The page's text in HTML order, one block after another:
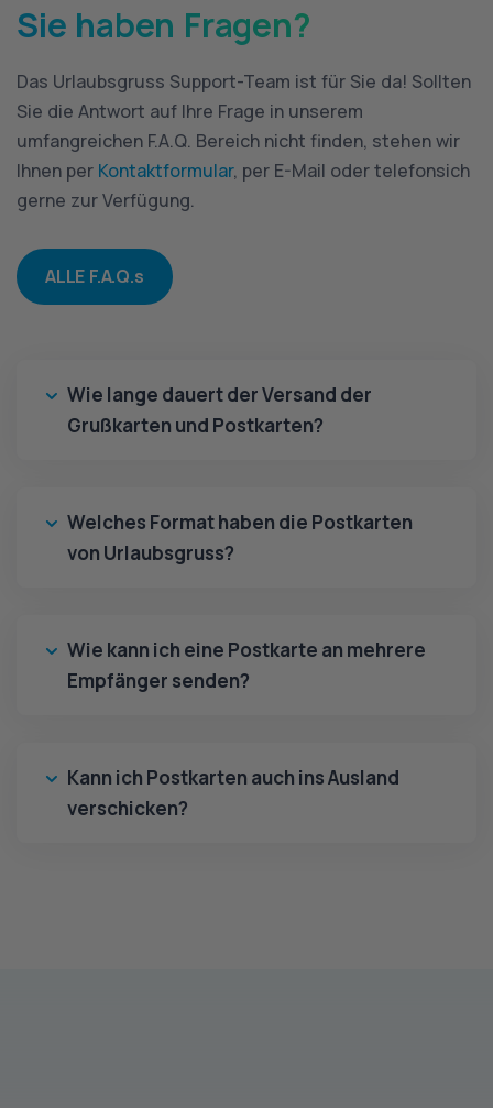
Sie haben Fragen?
Das Urlaubsgruss Support-Team ist für Sie da! Sollten
Sie die Antwort auf Ihre Frage in unserem
umfangreichen F.A.Q. Bereich nicht finden, stehen wir
Ihnen per Kontaktformular, per E-Mail oder telefonsich
gerne zur Verfügung.
ALLE F.A.Q.s
Wie lange dauert der Versand der
Grußkarten und Postkarten?
Welches Format haben die Postkarten
von Urlaubsgruss?
Wie kann ich eine Postkarte an mehrere
Empfänger senden?
Kann ich Postkarten auch ins Ausland
verschicken?